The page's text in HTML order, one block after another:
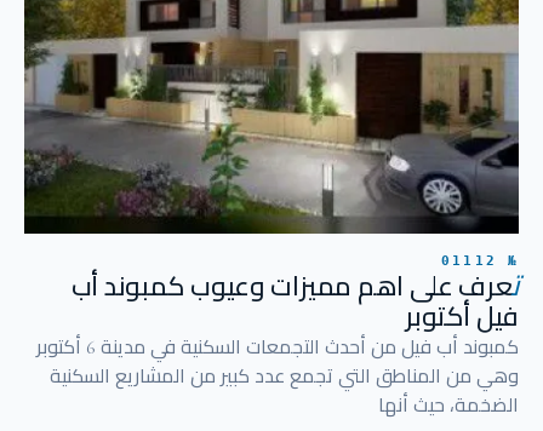
№ 01112
تعرف على اهم مميزات وعيوب كمبوند أب
فيل أكتوبر
كمبوند أب فيل من أحدث التجمعات السكنية في مدينة 6 أكتوبر
وهي من المناطق التي تجمع عدد كبير من المشاريع السكنية
الضخمة، حيث أنها